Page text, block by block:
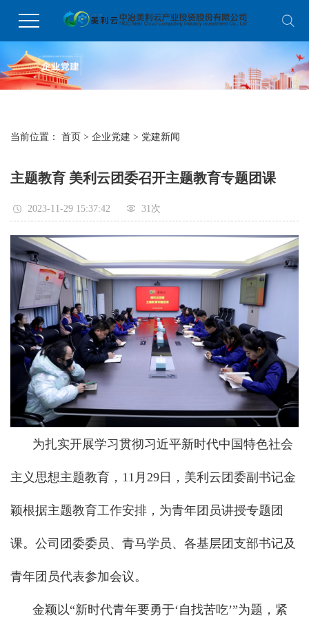
当前位置： 首页 > 企业党建 > 党建新闻
主题教育 美利云团委召开主题教育专题团课
2023-11-29 15:37:42 31 次
为扎实开展学习贯彻习近平新时代中国特色社会
主义思想主题教育，11月29日，美利云团委副书记金
颖根据主题教育工作安排，为青年团员讲授专题团
课。公司团委委员、青马学员、各基层团支部书记及
青年团员代表参加会议。
金颖以“新时代青年要勇于‘自找苦吃’”为题，紧